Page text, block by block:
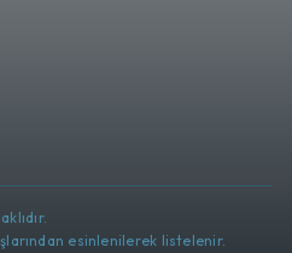
esinlenilerek listelenir.